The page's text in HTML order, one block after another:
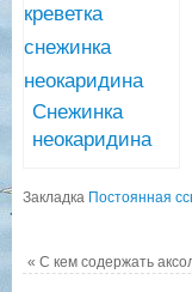
Снежинка
неокаридина
аквариумная
Закладка Постоянная
« С кем содержать